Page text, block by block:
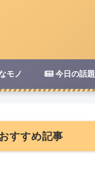
モノ 今日の話題
すすめ記事